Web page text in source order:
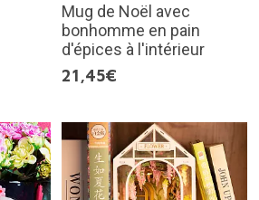
Mug de Noël avec
bonhomme en pain
d'épices à l'intérieur
21,45€